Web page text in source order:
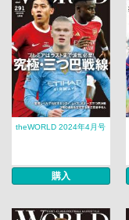
theWORLD 2024年4月号
購入